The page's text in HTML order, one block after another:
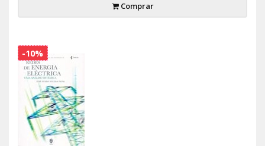
Comprar
-10%